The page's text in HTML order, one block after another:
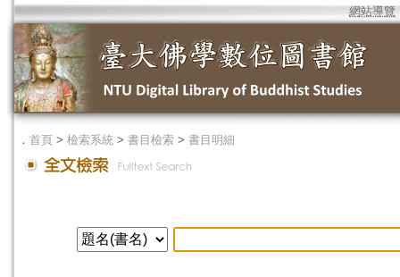
網站導覽
． 首頁 > 檢索系統 > 書目檢索 > 書目明細